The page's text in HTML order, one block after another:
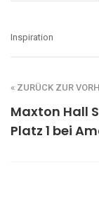
Inspiration
« ZURÜCK ZUR
Maxton Hall
Platz 1 bei